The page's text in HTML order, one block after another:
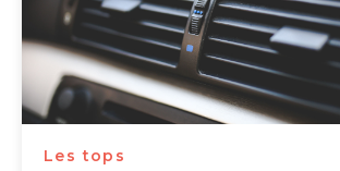
Les tops